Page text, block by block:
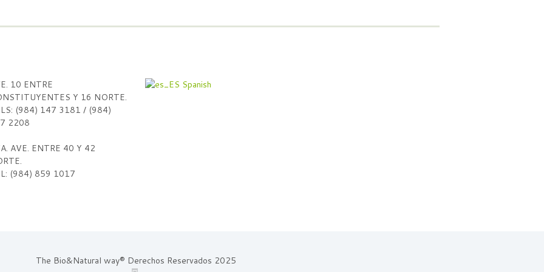
10 ENTRE
Y 16 NORTE.
(984) 147 3181 / (984)
2208
AVE. ENTRE 40 Y 42
(984) 859 1017
Spanish
The Bio&Natural way® Derechos Reservados 2025